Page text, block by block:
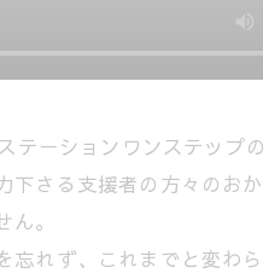
テーションワンステップ
下さる支援者の方々のお
。
忘れず、これまでと変わ